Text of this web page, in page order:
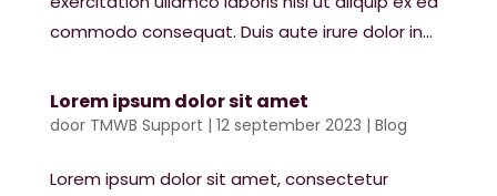
commodo consequat. Duis aute irure dolor in...
Lorem ipsum dolor sit amet
door TMWB Support | 12 september 2023 | Blog
Lorem ipsum dolor sit amet, consectetur